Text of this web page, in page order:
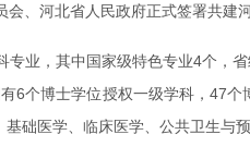
、河北省人民政府正式签署共建
业，其中国家级特色专业4个，
6个博士学位授权一级学科，47
础医学、临床医学、公共卫生与